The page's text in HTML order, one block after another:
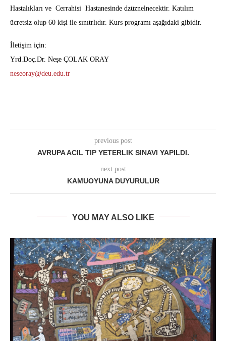
Hastalıkları ve Cerrahisi Hastanesinde dzüznelnecektir. Katılım
ücretsiz olup 60 kişi ile sınıtrlıdır. Kurs programı aşağıdaki gibidir.
İletişim için:
Yrd.Doç.Dr. Neşe ÇOLAK ORAY
neseoray@deu.edu.tr
previous post
AVRUPA ACIL TIP YETERLIK SINAVI YAPILDI.
next post
KAMUOYUNA DUYURULUR
YOU MAY ALSO LIKE